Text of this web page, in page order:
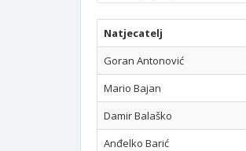
Natjecatelj
Goran Antonović
Mario Bajan
Damir Balaško
Anđelko Barić